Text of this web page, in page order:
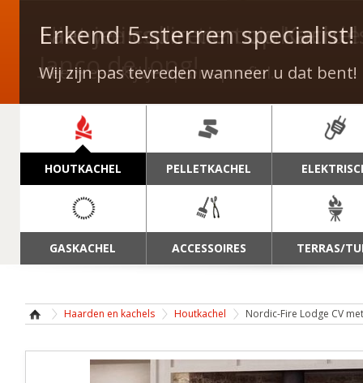
Nieuwe collectie
Janco de Jong!
Erkend 5-sterren specialist!
Wij zijn pas tevreden wanneer u dat bent!
NAVIGATIE
HOUTKACHEL PELLETKACHEL
GASKACHEL ACCESSOIRES TERRAS/
Haarden en kachels Houtkachel Nordic-Fire Lodge CV